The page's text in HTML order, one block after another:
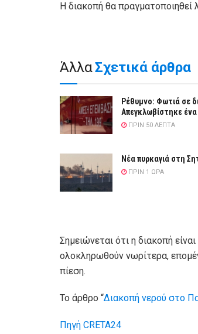
Η διακοπή θα
ΆλλαΣχετικά άρθρα
Ρέθυμνο: Φωτιά σε
Απεγκλωβίστηκε
ΠΡΙΝ 50 ΛΕΠΤΆ
Νέα πυρκαγιά στη
ΠΡΙΝ 1 ΏΡΑ
Σημειώνεται ότι η διακοπή
ολοκληρωθούν νωρίτερα,
πίεση.
Το άρθρο “Διακοπή νερού στο
Πηγή CRETA24